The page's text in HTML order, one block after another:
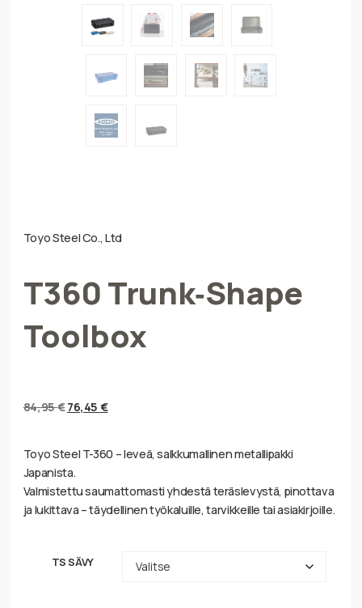
Toyo Steel Co., Ltd
T360 Trunk‑Shape
Toolbox
84,95€76,45 €
Toyo Steel T-360 – leveä, salkkumallinen metallipakki
Japanista.
Valmistettu saumattomasti yhdestä teräslevystä, pinottava
ja lukittava – täydellinen työkaluille, tarvikkeille tai asiakirjoille.
TS SÄVY